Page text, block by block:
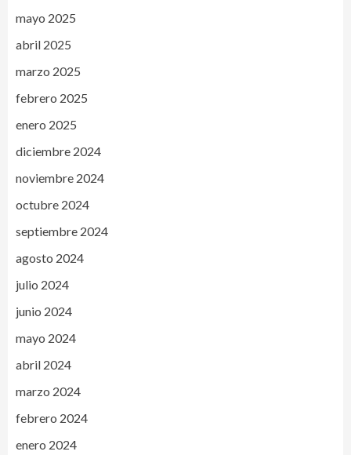
mayo 2025
abril 2025
marzo 2025
febrero 2025
enero 2025
diciembre 2024
noviembre 2024
octubre 2024
septiembre 2024
agosto 2024
julio 2024
junio 2024
mayo 2024
abril 2024
marzo 2024
febrero 2024
enero 2024